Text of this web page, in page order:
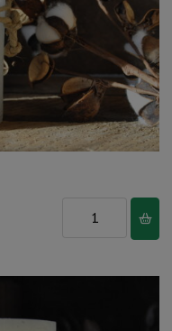
Windlicht
ik